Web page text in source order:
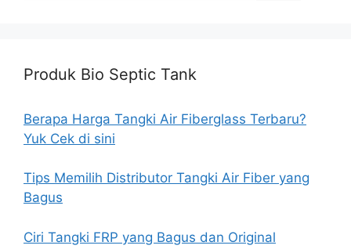
Produk Bio Septic Tank
Berapa Harga Tangki Air Fiberglass Terbaru?
Yuk Cek di sini
Tips Memilih Distributor Tangki Air Fiber yang
Bagus
Ciri Tangki FRP yang Bagus dan Original